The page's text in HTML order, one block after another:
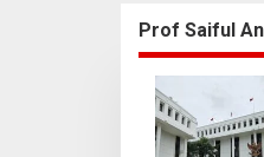
Prof Saiful